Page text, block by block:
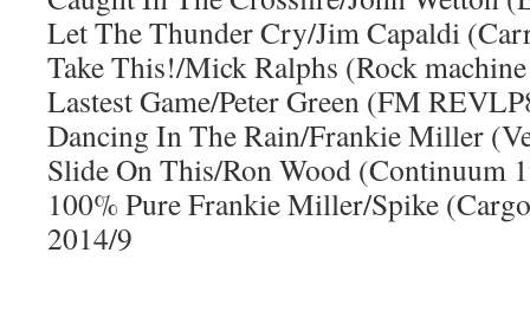
Let The Thunder Cry/Jim Capaldi
Take This!/Mick Ralphs (Rock
Lastest Game/Peter Green (FM
Dancing In The Rain/Frankie Miller
Slide On This/Ron Wood (Continuum
100% Pure Frankie Miller/Spike
2014/9